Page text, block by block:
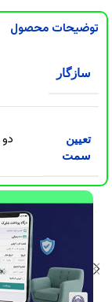
توضیحات محصول
سازگار
تعیین
سمت